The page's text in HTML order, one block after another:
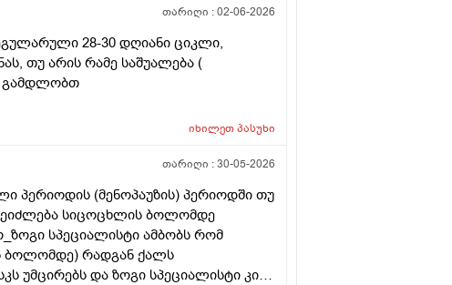
და იქ ვარ 10 საათის სავალი),
განმეორებით ტესტს? მენტრუაცია
თარიღი :02-06-2026
28-30 დღიანი ციკლი,
თუ არის რამე საშუალება (
გამდლობთ
იხილეთპასუხი
თარიღი :30-05-2026
პერიოდის (მენოპაუზის) პერიოდში თუ
სიცოცხლის ბოლომდე
სპეციალისტი ამბობს რომ
ბოლომდე) რადგან ქალს
უმცირებს და ზოგი სპეციალისტი კი